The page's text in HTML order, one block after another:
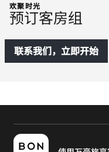
欢聚时光
预订客房组
联系我们，立即开始